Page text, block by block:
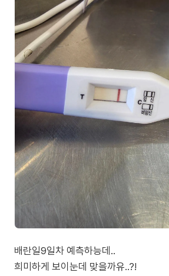
배란일9일차 예측하능데..
희미하게 보이눈데 맞을까유..?!